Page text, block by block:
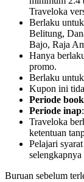
Traveloka
Berlaku untuk
Belitung,
Bajo, Raja
Hanya
promo.
Berlaku untuk
Kupon ini
Periode
Periode inap
Traveloka
ketentuan
Pelajari
selengkapnya
Buruan sebelum